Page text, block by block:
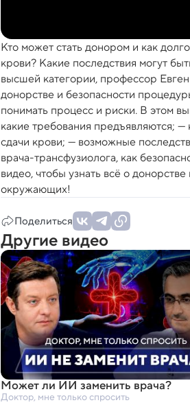
Кто может стать донором и как
крови? Какие последствия могут
высшей категории, профессор
донорстве и безопасности
понимать процесс и риски. В этом
какие требования предъявляются; —
сдачи крови; — возможные
врача-трансфузиолога, как
видео, чтобы узнать всё о
окружающих!
Поделиться
Другие видео
Может ли ИИ заменить врача?
Доктор, мне только спросить